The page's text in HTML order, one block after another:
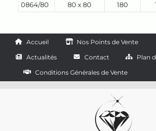
0864/80
80 x 80 180
Accueil Nos Points de Vente
Actualités
Contact Plan
Conditions Générales de Vente